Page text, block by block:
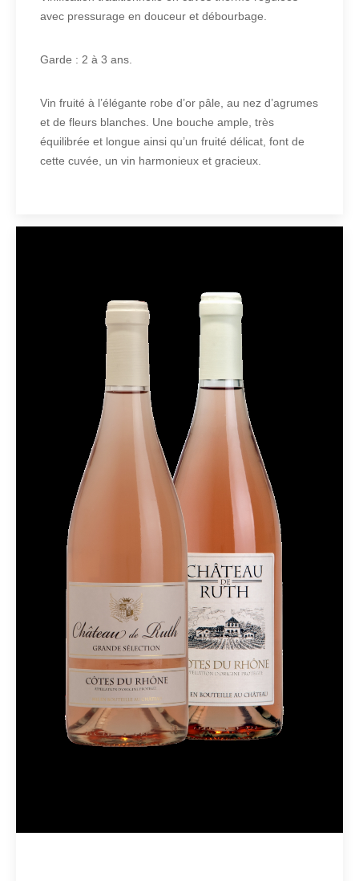
avec pressurage en douceur et débourbage.
Garde : 2 à 3 ans.
Vin fruité à l’élégante robe d’or pâle, au nez d’agrumes
et de fleurs blanches. Une bouche ample, très
équilibrée et longue ainsi qu’un fruité délicat, font de
cette cuvée, un vin harmonieux et gracieux.